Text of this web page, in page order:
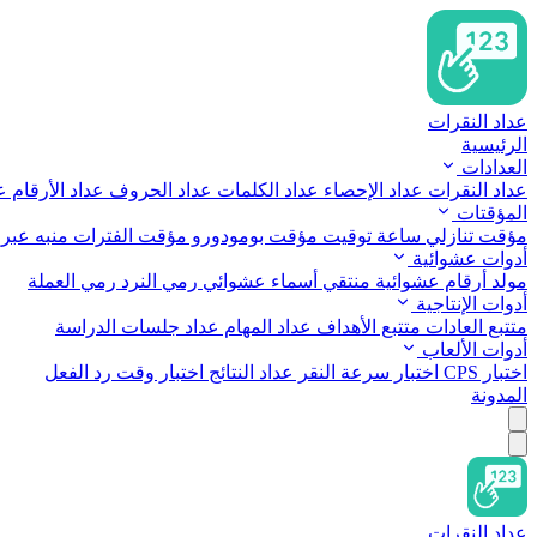
عداد النقرات
الرئيسية
العدادات
عداد النقرات عداد الإحصاء عداد الكلمات عداد الحروف عداد الأرقام
المؤقتات
مؤقت تنازلي ساعة توقيت مؤقت بومودورو مؤقت الفترات منبه عبر
أدوات عشوائية
مولد أرقام عشوائية منتقي أسماء عشوائي رمي النرد رمي العملة
أدوات الإنتاجية
متتبع العادات متتبع الأهداف عداد المهام عداد جلسات الدراسة
أدوات الألعاب
اختبار CPS
اختبار سرعة النقر عداد النتائج اختبار وقت رد الفعل
المدونة
عداد النقرات